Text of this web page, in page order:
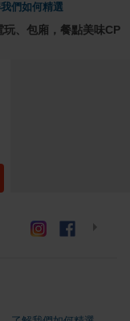
們如何精選
、包廂，餐點美味CP